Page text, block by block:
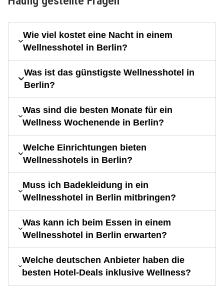
Wie viel kostet eine Nacht in einem
Wellnesshotel in Berlin?
Was ist das günstigste Wellnesshotel in
Berlin?
Was sind die besten Monate für ein
Wellness Wochenende in Berlin?
Welche Einrichtungen bieten
Wellnesshotels in Berlin?
Muss ich Badekleidung in ein
Wellnesshotel in Berlin mitbringen?
Was kann ich beim Essen in einem
Wellnesshotel in Berlin erwarten?
Welche deutschen Anbieter haben die
besten Hotel-Deals inklusive Wellness?